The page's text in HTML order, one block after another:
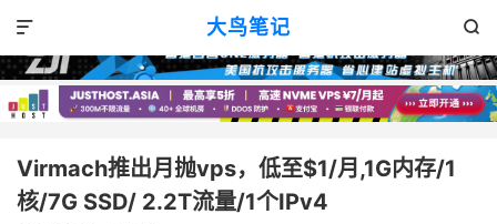
大鸟笔记 

VPS优惠
Virmach推出月抛vps，低至$1/月,1G内存/1
核/7G SSD/ 2.2T流量/1个IPv4